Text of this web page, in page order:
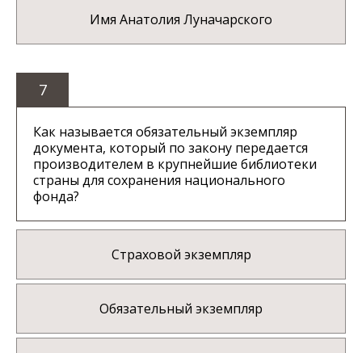
Имя Анатолия Луначарского
7
Как называется обязательный экземпляр
документа, который по закону передается
производителем в крупнейшие библиотеки
страны для сохранения национального
фонда?
Страховой экземпляр
Обязательный экземпляр